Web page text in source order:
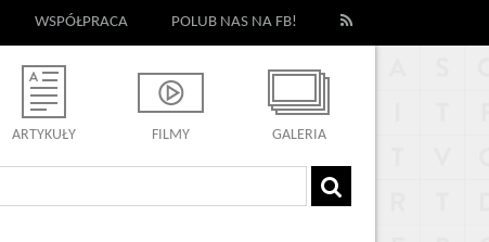
WSPÓŁPRACA POLUB NAS NA FB!
ARTYKUŁY FILMY GALERIA